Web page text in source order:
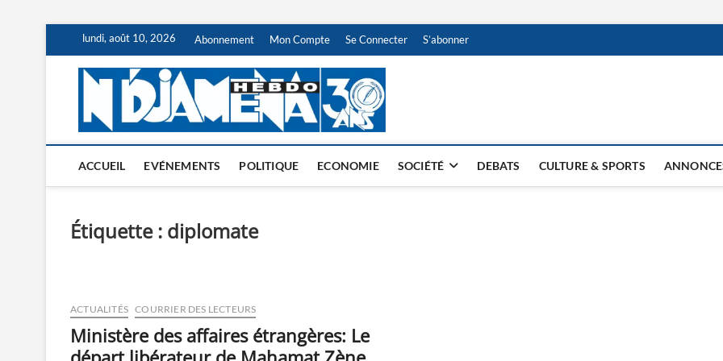
content
lundi, août 10, 2026 Abonnement Mon Compte Se Connecter S’abonner
NDJAMENA HEBDO
ACCUEIL EVÉNEMENTS POLITIQUE ECONOMIE SOCIÉTÉ DEBATS CULTURE & SPORTS
Étiquette : diplomate
ACTUALITÉS COURRIER DES LECTEURS
Ministère des affaires étrangères: Le